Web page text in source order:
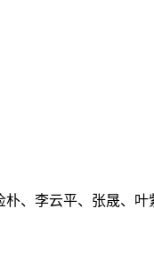
、李云平、张晟、叶